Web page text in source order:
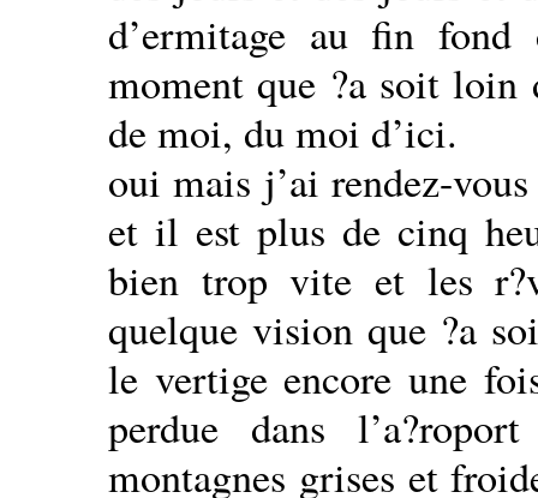
d’ermitage au fin fond
moment que ?a soit loin
de moi, du moi d’ici.
oui mais j’ai rendez-
et il est plus de cinq
bien trop vite et les
quelque vision que ?a
le vertige encore une
perdue dans
montagnes grises et